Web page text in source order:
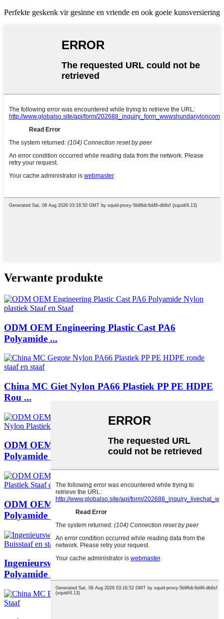
Perfekte geskenk vir gesinne en vriende en ook goeie kunsversiering
Verwante produkte
ODM OEM Engineering Plastic Cast PA6
Polyamide ...
China MC Giet Nylon PA66 Plastiek PP PE HDPE
Rou ...
ODM OEM Engineering Plastic Cast PA6
Polyamide ...
ODM OEM Engineering Plastic Cast PA6
Polyamide ...
Ingenieurswese Plastiek Gegote Board PA6
Polyamide Ny...